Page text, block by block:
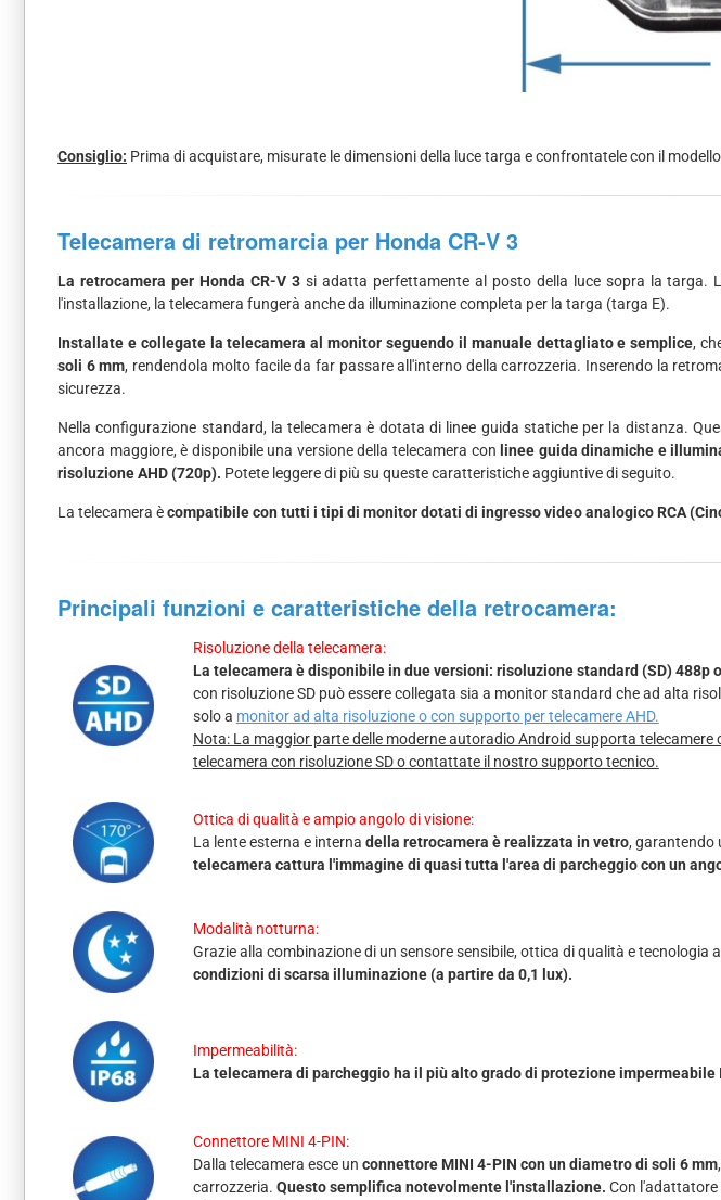
Consiglio: Prima di acquistare, misurate le dimensioni della luce targa e confrontatele con il
Telecamera di retromarcia per Honda CR-V 3
La retrocamera per Honda CR-V 3si adatta perfettamente al posto della luce sopra la targa.
l'installazione, la telecamera fungerà anche da illuminazione completa per la targa (targa E).
Installate e collegate la telecamera al monitor seguendo il manuale dettagliato e semplice,
soli 6 mm, rendendola molto facile da far passare all'interno della carrozzeria. Inserendo la
sicurezza.
Nella configurazione standard, la telecamera è dotata di linee guida statiche per la distanza.
ancora maggiore, è disponibile una versione della telecamera con linee guida dinamiche e
risoluzione AHD (720p). Potete leggere di più su queste caratteristiche aggiuntive di seguito.
La telecamera ècompatibile con tutti i tipi di monitor dotati di ingresso video analogico RCA
Principali funzioni e caratteristiche della retrocamera:
Risoluzione della telecamera:
La telecamera è disponibile in due versioni: risoluzione standard (SD) 488p
con risoluzione SD può essere collegata sia a monitor standard che ad alta
solo a monitor ad alta risoluzione o con supporto per telecamere AHD.
Nota: La maggior parte delle moderne autoradio Android supporta telecamere
telecamera con risoluzione SD o contattate il nostro supporto tecnico.
Ottica di qualità e ampio angolo di visione:
La lente esterna e interna della retrocamera è realizzata in vetro, garantendo
telecamera cattura l'immagine di quasi tutta l'area di parcheggio con un
Modalità notturna:
Grazie alla combinazione di un sensore sensibile, ottica di qualità e tecnologia
condizioni di scarsa illuminazione (a partire da 0,1 lux).
Impermeabilità:
La telecamera di parcheggio ha il più alto grado di protezione impermeabile
Connettore MINI 4-PIN:
Dalla telecamera esce un connettore MINI 4-PIN con un diametro di soli 6 mm
carrozzeria. Questo semplifica notevolmente l'installazione. Con l'adattatore